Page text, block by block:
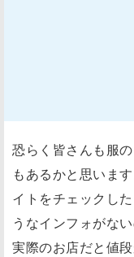
恐らく皆さんも服
もあるかと思いま
イトをチェックし
うなインフォがな
実際のお店だと値